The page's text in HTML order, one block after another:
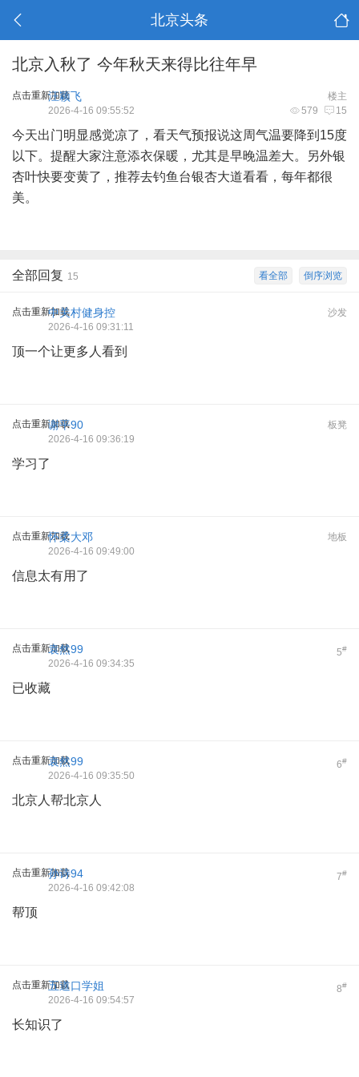
北京头条
北京入秋了 今年秋天来得比往年早
点击重新加载 楼主
汪颖飞
579 15
2026-4-16 09:55:52
今天出门明显感觉凉了，看天气预报说这周气温要降到15度
以下。提醒大家注意添衣保暖，尤其是早晚温差大。另外银
杏叶快要变黄了，推荐去钓鱼台银杏大道看看，每年都很
美。
倒序浏览
看全部
全部回复 15
点击重新加载 沙发
中关村健身控
2026-4-16 09:31:11
顶一个让更多人看到
点击重新加载 板凳
谢平90
2026-4-16 09:36:19
学习了
点击重新加载 地板
怀柔大邓
2026-4-16 09:49:00
信息太有用了
点击重新加载 5#
袁然99
2026-4-16 09:34:35
已收藏
点击重新加载 6#
袁然99
2026-4-16 09:35:50
北京人帮北京人
点击重新加载 7#
孙诗94
2026-4-16 09:42:08
帮顶
点击重新加载 8#
五道口学姐
2026-4-16 09:54:57
长知识了